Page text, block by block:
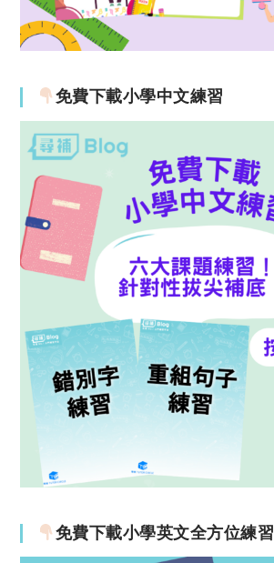
免費下載小學中文練習
免費下載小學英文全方位練習